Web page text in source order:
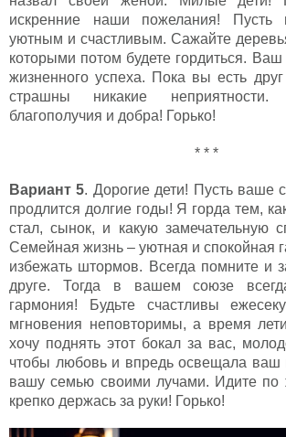
искренние наши пожелания!
уютным и счастливым. Сажайте
которыми потом будете гордиться. Ваш
жизненного успеха. Пока вы есть
страшны никакие
благополучия и добра! Горько!
* * *
Вариант 5. Дорогие дети! Пусть ваше
продлится долгие годы! Я горда тем,
стал, сынок, и какую замечательную
Семейная жизнь – уютная и спокойная
избежать штормов. Всегда помните и
друге. Тогда в вашем союзе
гармония! Будьте счастливы
мгновения неповторимы, а время
хочу поднять этот бокал за вас,
чтобы любовь и впредь освещала ваш
вашу семью своими лучами. Идите по
крепко держась за руки! Горько!